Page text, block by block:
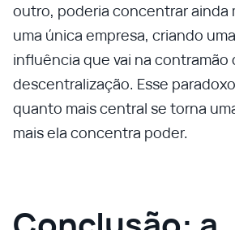
outro, poderia concentrar ainda
uma única empresa, criando
influência que vai na contramão
descentralização. Esse
quanto mais central se torna
mais ela concentra poder.